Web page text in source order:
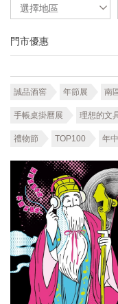
選擇地區
門市優惠
誠品酒窖 年節展 南
手帳桌掛曆展 理想的文
禮物節 TOP100 年